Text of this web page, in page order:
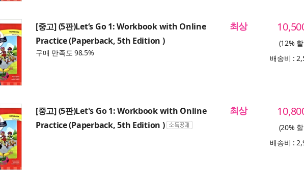
[중고] (5판)Let‘s Go 1: Workbook with Online
Practice (Paperback, 5th Edition )
구매 만족도 98.5%
최상
(12%
배송비 :
[중고] (5판)Let's Go 1: Workbook with Online
Practice (Paperback, 5th Edition )
최상
(20%
배송비 :